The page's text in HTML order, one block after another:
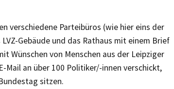
verschiedene Parteibüros (wie hier eins der
Gebäude und das Rathaus mit einem Brief
Wünschen von Menschen aus der Leipziger
Mail an über 100 Politiker/-innen verschickt,
sitzen.